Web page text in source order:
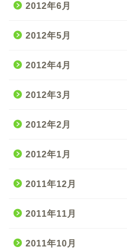
2012年6月
2012年5月
2012年4月
2012年3月
2012年2月
2012年1月
2011年12月
2011年11月
2011年10月